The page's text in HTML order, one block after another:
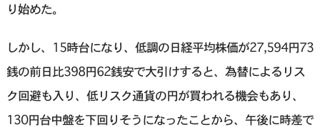
り始めた。
しかし、15時台になり、低調の日経平均株価が27,594円73
銭の前日比398円62銭安で大引けすると、為替によるリス
ク回避も入り、低リスク通貨の円が買われる機会もあり、
130円台中盤を下回りそうになったことから、午後に時差で